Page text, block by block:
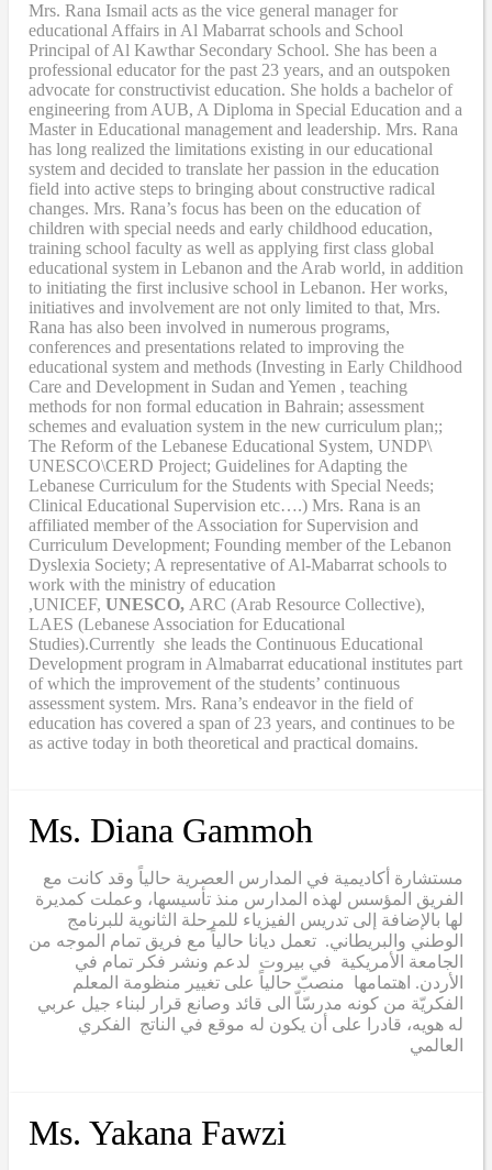
Mrs. Rana Ismail acts as the vice general manager for
educational Affairs in Al Mabarrat schools and School
Principal of Al Kawthar Secondary School. She has been a
professional educator for the past 23 years, and an outspoken
advocate for constructivist education. She holds a bachelor of
engineering from AUB, A Diploma in Special Education and a
Master in Educational management and leadership. Mrs. Rana
has long realized the limitations existing in our educational
system and decided to translate her passion in the education
field into active steps to bringing about constructive radical
changes. Mrs. Rana’s focus has been on the education of
children with special needs and early childhood education,
training school faculty as well as applying first class global
educational system in Lebanon and the Arab world, in addition
to initiating the first inclusive school in Lebanon. Her works,
initiatives and involvement are not only limited to that, Mrs.
Rana has also been involved in numerous programs,
conferences and presentations related to improving the
educational system and methods (Investing in Early Childhood
Care and Development in Sudan and Yemen , teaching
methods for non formal education in Bahrain; assessment
schemes and evaluation system in the new curriculum plan;;
The Reform of the Lebanese Educational System, UNDP\
UNESCO\CERD Project; Guidelines for Adapting the
Lebanese Curriculum for the Students with Special Needs;
Clinical Educational Supervision etc….) Mrs. Rana is an
affiliated member of the Association for Supervision and
Curriculum Development; Founding member of the Lebanon
Dyslexia Society; A representative of Al-Mabarrat schools to
work with the ministry of education
,UNICEF, UNESCO, ARC (Arab Resource Collective),
LAES (Lebanese Association for Educational
Studies).Currently she leads the Continuous Educational
Development program in Almabarrat educational institutes part
of which the improvement of the students’ continuous
assessment system. Mrs. Rana’s endeavor in the field of
education has covered a span of 23 years, and continues to be
as active today in both theoretical and practical domains.
Ms. Diana Gammoh
مستشارة أكاديمية في المدارس العصرية حالياً وقد كانت مع
الفريق المؤسس لهذه المدارس منذ تأسيسها، وعملت كمديرة
لها بالإضافة إلى تدريس الفيزياء للمرحلة الثانوية للبرنامج
الوطني والبريطاني. تعمل ديانا حالياً مع فريق تمام الموجه من
الجامعة الأمريكية في بيروت لدعم ونشر فكر تمام في
الأردن. اهتمامها منصبّ حالياً على تغيير منظومة المعلم
الفكريّة من كونه مدرسّاّ الى قائد وصانع قرار لبناء جيل عربي
له هويه، قادرا على أن يكون له موقع في الناتج الفكري
العالمي
Ms. Yakana Fawzi